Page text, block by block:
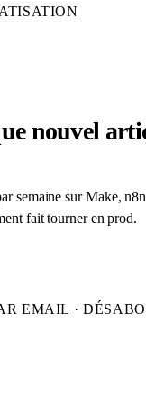
nouvel
semaine sur Make,
fait tourner en prod.
EMAIL ·